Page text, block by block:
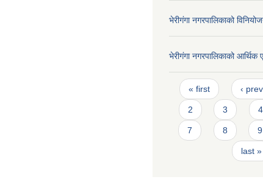
भेरीगंगा नगरपालिकाको
भेरीगंगा नगरपालिकाको
Pages
« first ‹
2 3 4
7 8 9
last »